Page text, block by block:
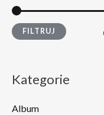
FILTRUJ
Kategorie
Album